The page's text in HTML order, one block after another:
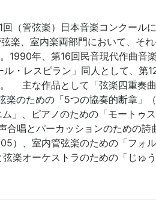
（管弦楽）日本音楽コンクール
楽、室内楽両部門において、そ
1990年、第16回民音現代作曲音
レスピラン」同人として、第
主な作品として「弦楽四重奏
のための「5つの協奏的断章」
」、ピアノのための「モートゥス
唱とパーカッションのための詩
）、室内管弦楽のための「フォ
楽オーケストラのための「じゅ